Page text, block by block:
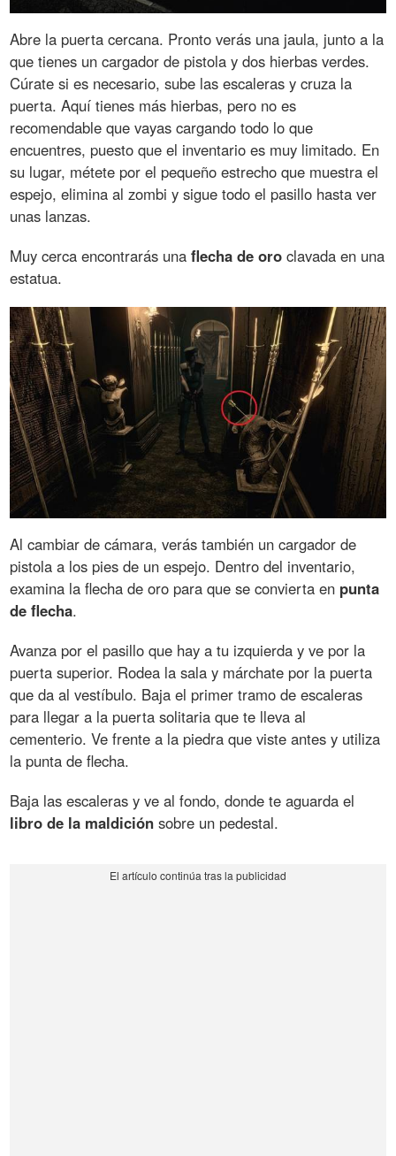
Abre la puerta cercana. Pronto verás una jaula, junto a la
que tienes un cargador de pistola y dos hierbas verdes.
Cúrate si es necesario, sube las escaleras y cruza la
puerta. Aquí tienes más hierbas, pero no es
recomendable que vayas cargando todo lo que
encuentres, puesto que el inventario es muy limitado. En
su lugar, métete por el pequeño estrecho que muestra el
espejo, elimina al zombi y sigue todo el pasillo hasta ver
unas lanzas.
Muy cerca encontrarás unaflecha de oro clavada en una
estatua.
Al cambiar de cámara, verás también un cargador de
pistola a los pies de un espejo. Dentro del inventario,
examina la flecha de oro para que se convierta en punta
de flecha.
Avanza por el pasillo que hay a tu izquierda y ve por la
puerta superior. Rodea la sala y márchate por la puerta
que da al vestíbulo. Baja el primer tramo de escaleras
para llegar a la puerta solitaria que te lleva al
cementerio. Ve frente a la piedra que viste antes y utiliza
la punta de flecha.
Baja las escaleras y ve al fondo, donde te aguarda el
libro de la maldición sobre un pedestal.